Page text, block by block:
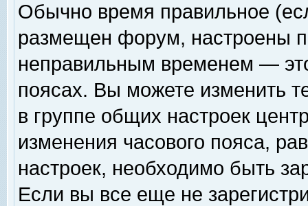
Обычно время правильное
размещен форум, настроены
неправильным временем —
поясах. Вы можете изменить
в группе общих настроек
изменения часового пояса,
настроек, необходимо быть
Если вы все еще не